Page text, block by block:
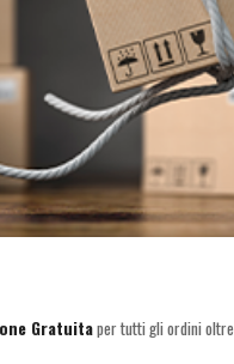
Gratuitaper tutti gli ordini oltre